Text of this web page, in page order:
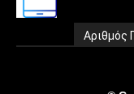
Αριθμός